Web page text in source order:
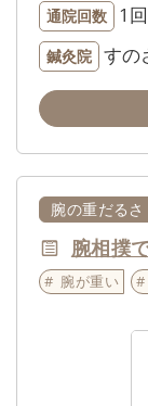
通院回数 1回
鍼灸院 すの
腕の重だるさ
腕相撲
腕が重い